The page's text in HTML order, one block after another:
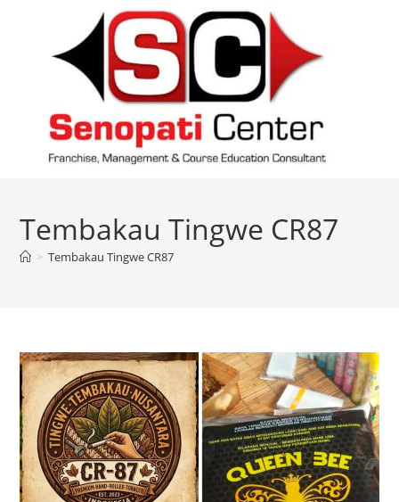
Tembakau Tingwe CR87
> Tembakau Tingwe CR87